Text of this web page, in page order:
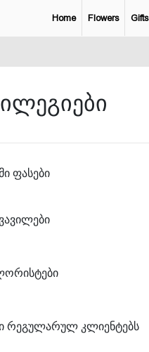
Home Flowers Gifts
ფასები
რეგულარულ კლიენტებს